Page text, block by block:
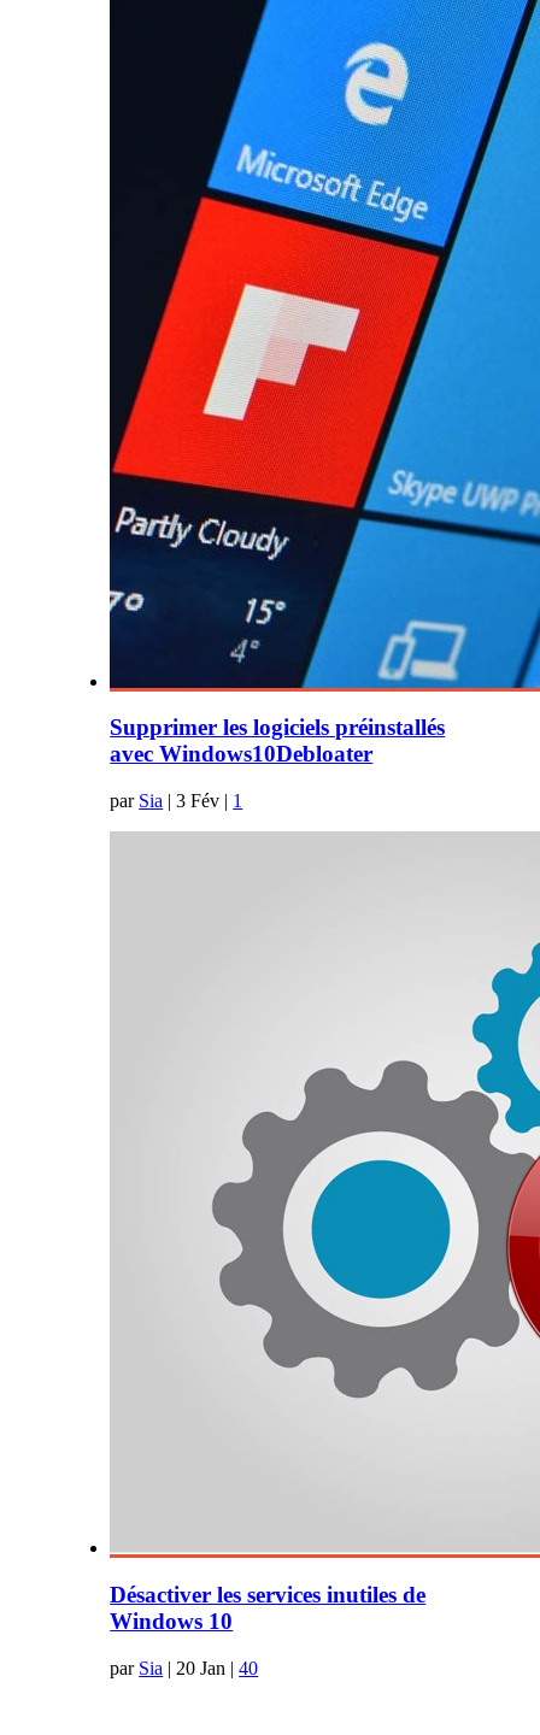
Supprimer les logiciels préinstallés
avec Windows10Debloater
par Sia |3 Fév | 1
Désactiver les services inutiles de
Windows 10
par Sia | 20 Jan |40